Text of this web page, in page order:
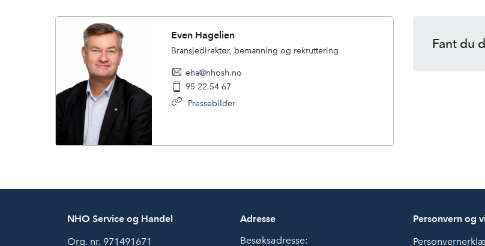
Even Hagelien
Bransjedirektør, bemanning og rekruttering
eha@nhosh.no
95 22 54 67
Pressebilder
Fant du
NHO Service og Handel
Org. nr. 971491671
Adresse
Besøksadresse:
Personvern og